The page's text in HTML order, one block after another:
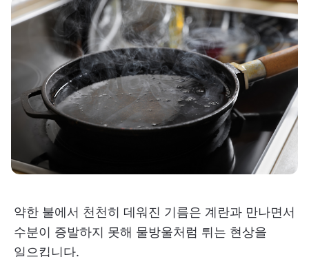
약한 불에서 천천히 데워진 기름은 계란과 만나면서
수분이 증발하지 못해 물방울처럼 튀는 현상을
일으킵니다.